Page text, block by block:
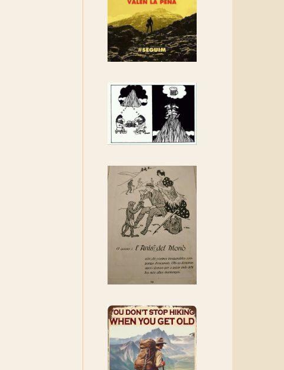
Rebem un diploma dels
Amics de Sant Aniol
d'Aguja
Els Centpeus estem
recuperació del refugi i de
l'entorn de Sant Aniol